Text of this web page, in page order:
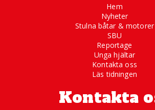
Hem
Nyheter
Stulna båtar & motorer
SBU
Reportage
Unga hjältar
Kontakta oss
Läs tidningen
Kontakta